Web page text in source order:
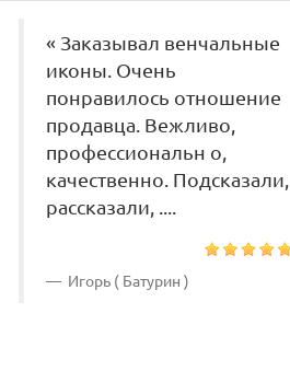
« Заказывал венчальные
иконы. Очень
понравилось отношение
продавца. Вежливо,
профессиональн о,
качественно. Подсказали,
рассказали, ....
Игорь ( Батурин )